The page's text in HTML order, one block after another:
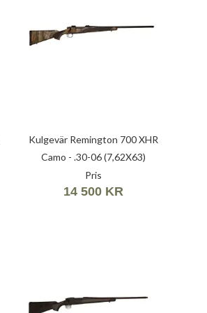
Kulgevär Remington 700 XHR
Camo - .30-06 (7,62X63)
Pris
14 500 KR